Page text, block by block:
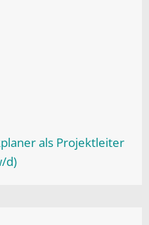
als Projektleiter
d)